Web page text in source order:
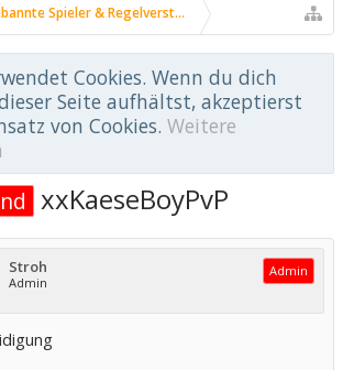
Spieler & Regelverstöße
Cookies. Wenn du dich
Seite aufhältst, akzeptierst
von Cookies. Weitere
xxKaeseBoyPvP
Stroh
Admin
Admin